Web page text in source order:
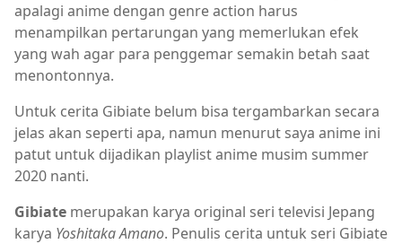
apalagi anime dengan genre action harus
menampilkan pertarungan yang memerlukan efek
yang wah agar para penggemar semakin betah saat
menontonnya.
Untuk cerita Gibiate belum bisa tergambarkan secara
jelas akan seperti apa, namun menurut saya anime ini
patut untuk dijadikan playlist anime musim summer
2020 nanti.
Gibiate merupakan karya original seri televisi Jepang
karya Yoshitaka Amano. Penulis cerita untuk seri Gibiate